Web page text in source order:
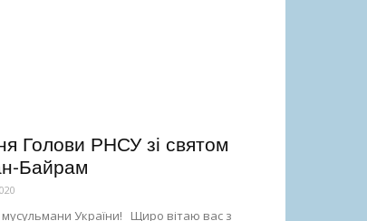
Голови РНСУ зі святом
Байрам
України! Щиро вітаю вас з